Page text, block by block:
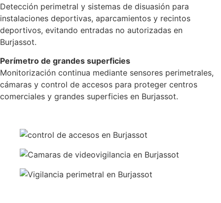
Detección perimetral y sistemas de disuasión para
instalaciones deportivas, aparcamientos y recintos
deportivos, evitando entradas no autorizadas en
Burjassot.
Perímetro de grandes superficies
Monitorización continua mediante sensores perimetrales,
cámaras y control de accesos para proteger centros
comerciales y grandes superficies en Burjassot.